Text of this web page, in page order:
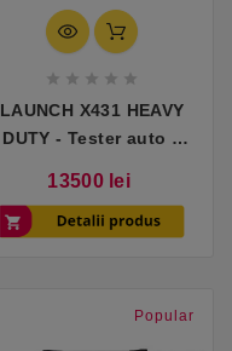
    
LAUNCH X431 HEAVY
DUTY - Tester auto +
13500 lei
Popular